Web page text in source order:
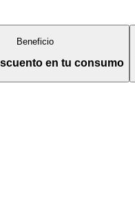
Beneficio
en tu consumo